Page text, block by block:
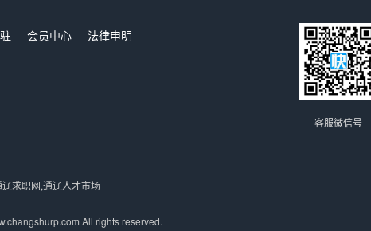
会员中心
法律申明
客服微信号
求职网,通辽人才市场
All rights reserved.